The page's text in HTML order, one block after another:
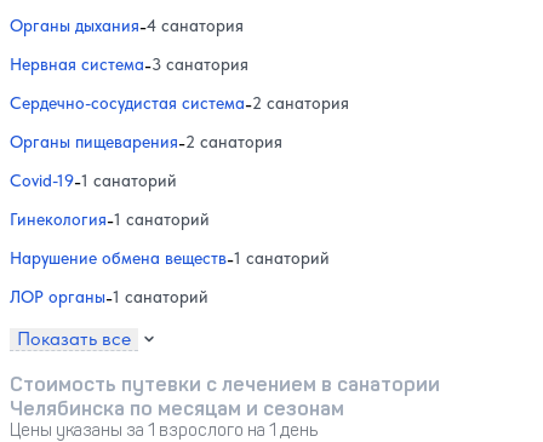
Органы дыхания-4 санатория
Нервная система-3 санатория
Сердечно-сосудистая система-2 санатория
Органы пищеварения-2 санатория
Covid-19-1 санаторий
Гинекология-1 санаторий
Нарушение обмена веществ-1 санаторий
ЛОР органы-1 санаторий
Показать все
Стоимость путевки с лечением в санатории
Челябинска по месяцам и сезонам
Цены указаны за 1 взрослого на 1 день